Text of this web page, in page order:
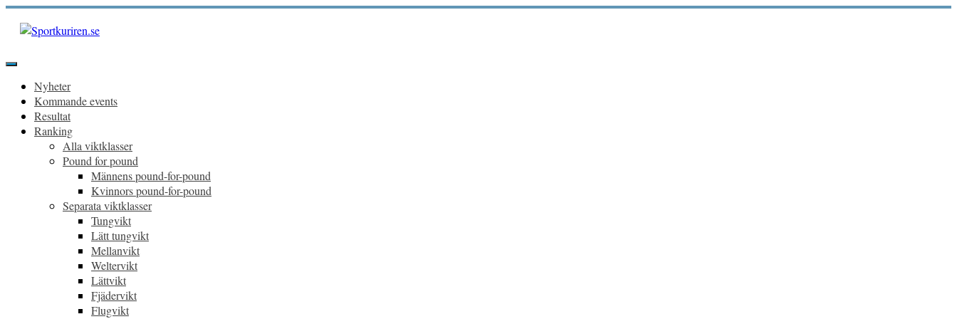
Hoppa
innehåll
Primär
Nyheter
Kommande events
Resultat
Ranking
Alla viktklasser
Pound for pound
Männens pound-for-pound
Kvinnors pound-for-pound
Separata viktklasser
Tungvikt
Lätt tungvikt
Mellanvikt
Weltervikt
Lättvikt
Fjädervikt
Flugvikt